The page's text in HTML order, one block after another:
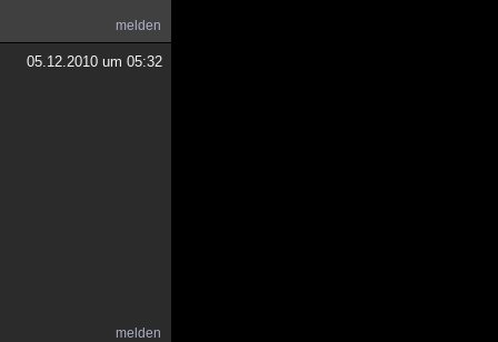
melden
05.12.2010 um 05:32
melden